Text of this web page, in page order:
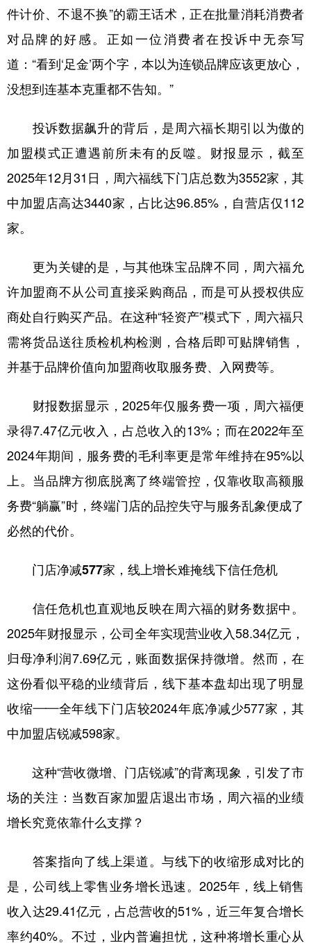
件计价、不退不换”的霸王话术，正在批量消耗消费者
对品牌的好感。正如一位消费者在投诉中无奈写
道：“看到‘足金’两个字，本以为连锁品牌应该更放心，
没想到连基本克重都不告知。”
投诉数据飙升的背后，是周六福长期引以为傲的
加盟模式正遭遇前所未有的反噬。财报显示，截至
2025年12月31日，周六福线下门店总数为3552家，其
中加盟店高达3440家，占比达96.85%，自营店仅112
家。
更为关键的是，与其他珠宝品牌不同，周六福允
许加盟商不从公司直接采购商品，而是可从授权供应
商处自行购买产品。在这种“轻资产”模式下，周六福只
需将货品送往质检机构检测，合格后即可贴牌销售，
并基于品牌价值向加盟商收取服务费、入网费等。
财报数据显示，2025年仅服务费一项，周六福便
录得7.47亿元收入，占总收入的13%；而在2022年至
2024年期间，服务费的毛利率更是常年维持在95%以
上。当品牌方彻底脱离了终端管控，仅靠收取高额服
务费“躺赢”时，终端门店的品控失守与服务乱象便成了
必然的代价。
门店净减577家，线上增长难掩线下信任危机
信任危机也直观地反映在周六福的财务数据中。
2025年财报显示，公司全年实现营业收入58.34亿元，
归母净利润7.69亿元，账面数据保持微增。然而，在
这份看似平稳的业绩背后，线下基本盘却出现了明显
收缩——全年线下门店较2024年底净减少577家，其
中加盟店锐减598家。
这种“营收微增、门店锐减”的背离现象，引发了市
场的关注：当数百家加盟店退出市场，周六福的业绩
增长究竟依靠什么支撑？
答案指向了线上渠道。与线下的收缩形成对比的
是，公司线上零售业务增长迅速。2025年，线上销售
收入达29.41亿元，占总营收的51%，近三年复合增长
率约40%。不过，业内普遍担忧，这种将增长重心从